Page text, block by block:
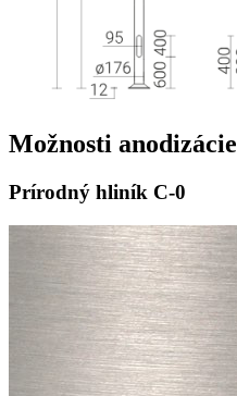
Možnosti anodizácie
Prírodný hliník C-0